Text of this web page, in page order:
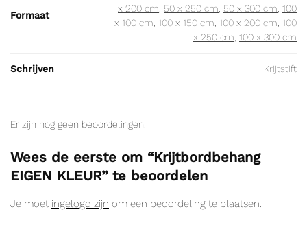
Formaat
x 200 cm 50 x 250 cm 50 x 300 cm 100
x 100 cm 100 x 150 cm 100 x 200 cm 100
x 250 cm 100 x 300 cm
Schrijven Krijtstift
Er zijn nog geen beoordelingen.
Wees de eerste om “Krijtbordbehang
EIGEN KLEUR” te beoordelen
Je moet ingelogd zijn om een beoordeling te plaatsen.